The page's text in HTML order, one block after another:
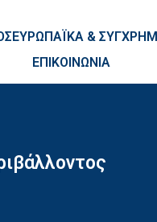
ΕΥΡΩΠΑΪΚΑ &
ΕΠΙΚΟΙΝΩΝΙΑ